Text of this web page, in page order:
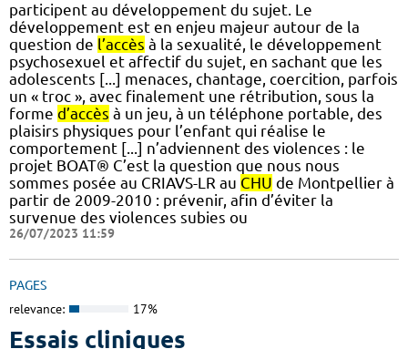
participent au développement du sujet. Le
développement est en enjeu majeur autour de la
question de l’accès à la sexualité, le développement
psychosexuel et affectif du sujet, en sachant que les
adolescents [...] menaces, chantage, coercition, parfois
un « troc », avec finalement une rétribution, sous la
forme d’accès à un jeu, à un téléphone portable, des
plaisirs physiques pour l’enfant qui réalise le
comportement [...] n’adviennent des violences : le
projet BOAT® C’est la question que nous nous
sommes posée au CRIAVS-LR au CHU de Montpellier à
partir de 2009-2010 : prévenir, afin d’éviter la
survenue des violences subies ou
26/07/2023 11:59
PAGES
relevance: 17%
Essais cliniques